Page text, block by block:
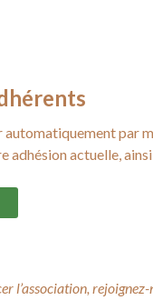
par
adhésion actuelle,
l’association,